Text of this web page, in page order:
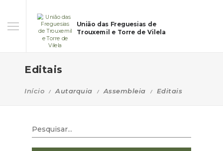
União das Freguesias de
Trouxemil e Torre de Vilela
Editais
Início Autarquia Assembleia Editais